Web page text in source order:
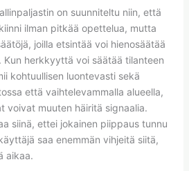
on suunniteltu niin, että
ilman pitkää opettelua, mutta
joilla etsintää voi hienosäätää
Kun herkkyyttä voi säätää tilanteen
kohtuullisen luontevasti sekä
että vaihtelevammalla alueella,
voivat muuten häiritä signaalia.
siinä, ettei jokainen piippaus tunnu
saa enemmän vihjeitä siitä,
aikaa.